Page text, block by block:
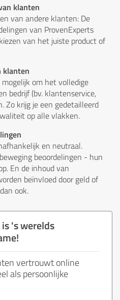
klanten
van andere klanten: De
van ProvenExperts
van het juiste product of
klanten
om het volledige
bedrijf (bv. klantenservice,
Zo krijg je een gedetailleerd
op alle vlakken.
en neutraal.
beoordelingen - hun
En de inhoud van
beïnvloed door geld of
ook.
's werelds
vertrouwt online
als persoonlijke